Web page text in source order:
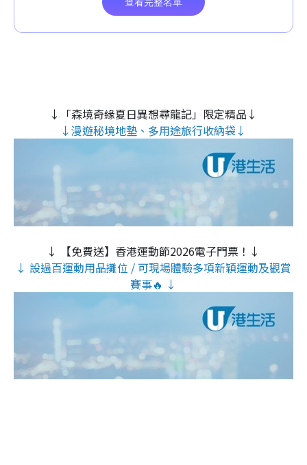
↓「森境奇緣夏日異想尋龍記」限定精品↓
↓漫遊秘境地墊、多用途旅行收納袋↓
↓ 【免費送】香港運動節2026電子門票！↓
↓ 設過百運動用品攤位 / 可現場體驗多項新穎運動及觀賞
賽事🔥 ↓